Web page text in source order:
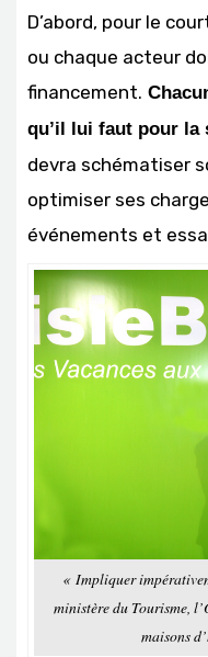
D’abord, pour le
ou chaque acteur
financement.
qu’il lui faut pour la
devra schématiser
optimiser ses
événements et
« Impliquer
ministère du Tourisme,
maisons